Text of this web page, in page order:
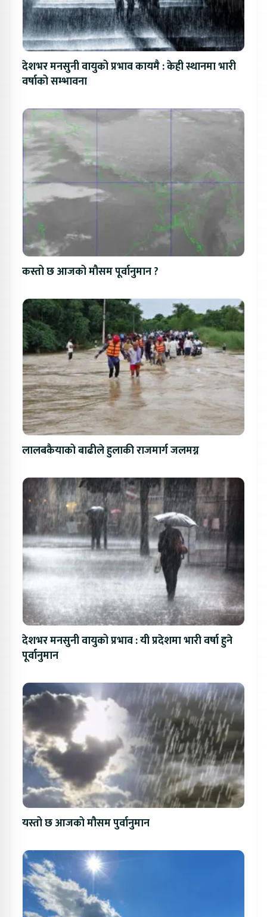
देशभर मनसुनी वायुको प्रभाव कायमै : केही स्थानमा भारी
वर्षाको सम्भावना
कस्तो छ आजको मौसम पूर्वानुमान ?
लालबकैयाको बाढीले हुलाकी राजमार्ग जलमग्न
देशभर मनसुनी वायुको प्रभाव : यी प्रदेशमा भारी वर्षा हुने
पूर्वानुमान
यस्तो छ आजको मौसम पुर्वानुमान